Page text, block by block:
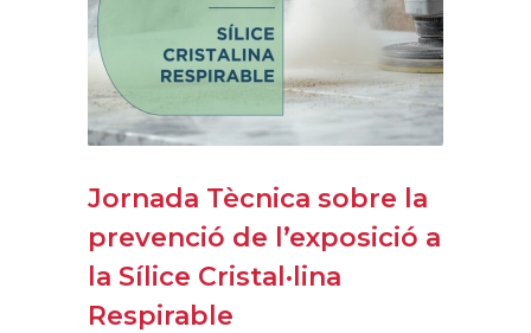
Jornada Tècnica sobre la
prevenció de l’exposició a
la Sílice Cristal·lina
Respirable